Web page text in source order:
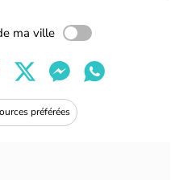
ma ville
préférées